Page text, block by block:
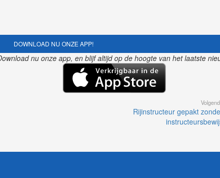
DOWNLOAD NU ONZE APP!
nu onze app, en blijf altijd op de hoogte van het laatste
Rijinstructeur gepakt